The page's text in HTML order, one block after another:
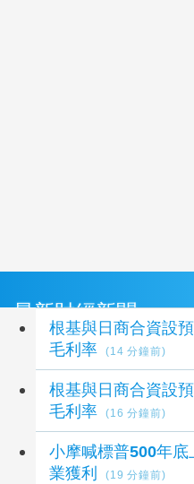
最新財經新聞
根基與日商合資設
毛利率
(14 分鐘前)
根基與日商合資設
毛利率
(16 分鐘前)
小摩喊標普500年
業獲利
(19 分鐘前)